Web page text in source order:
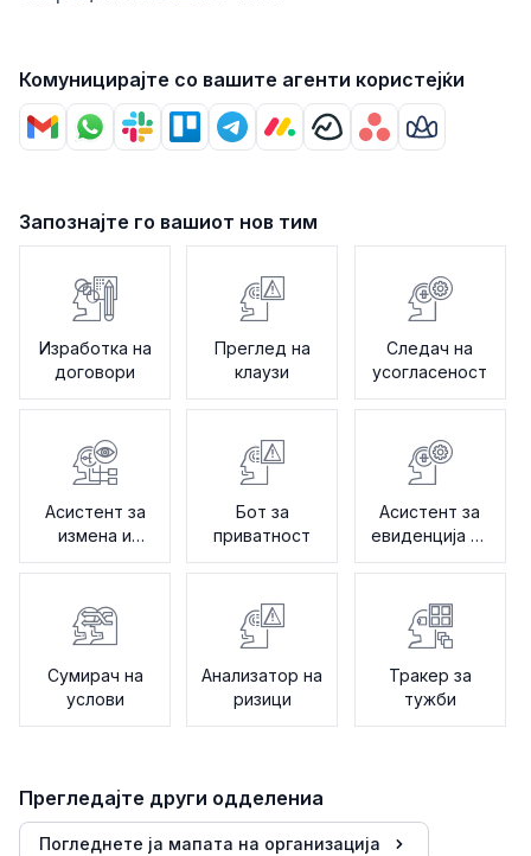
Комуницирајте со вашите агенти користејќи
Запознајте го вашиот нов тим
Изработка на
договори
Преглед на
клаузи
Следач на
усогласеност
Асистент за
измена и
бележење
Бот за
приватност
Асистент за
евиденција на
ревизија
Сумирач на
услови
Анализатор на
ризици
Тракер за
тужби
Прегледајте други одделениа
Погледнете ја мапата на организација